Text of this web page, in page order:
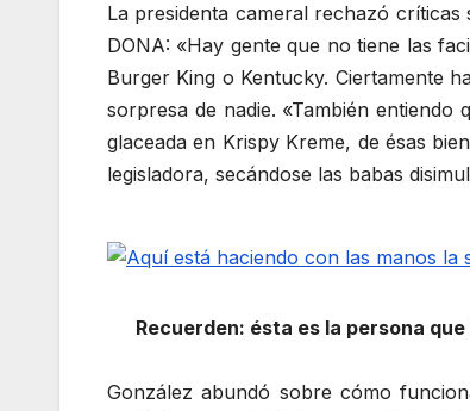
La presidenta cameral rechazó
DONA: «Hay gente que no tiene las
Burger King o Kentucky. Ciertamente
sorpresa de nadie. «También
glaceada en Krispy Kreme, de ésas
legisladora, secándose las babas
Recuerden: ésta es la persona
González abundó sobre cómo